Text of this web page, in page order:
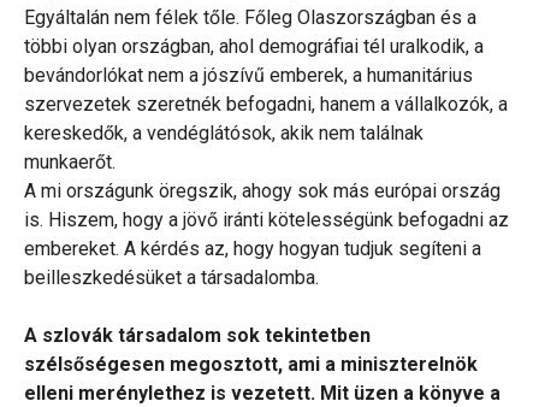
Egyáltalán nem félek tőle. Főleg Olaszországban és a
többi olyan országban, ahol demográfiai tél uralkodik, a
bevándorlókat nem a jószívű emberek, a humanitárius
szervezetek szeretnék befogadni, hanem a vállalkozók, a
kereskedők, a vendéglátósok, akik nem találnak
munkaerőt.
A mi országunk öregszik, ahogy sok más európai ország
is. Hiszem, hogy a jövő iránti kötelességünk befogadni az
embereket. A kérdés az, hogy hogyan tudjuk segíteni a
beilleszkedésüket a társadalomba.
A szlovák társadalom sok tekintetben
szélsőségesen megosztott, ami a miniszterelnök
elleni merénylethez is vezetett. Mit üzen a könyve a